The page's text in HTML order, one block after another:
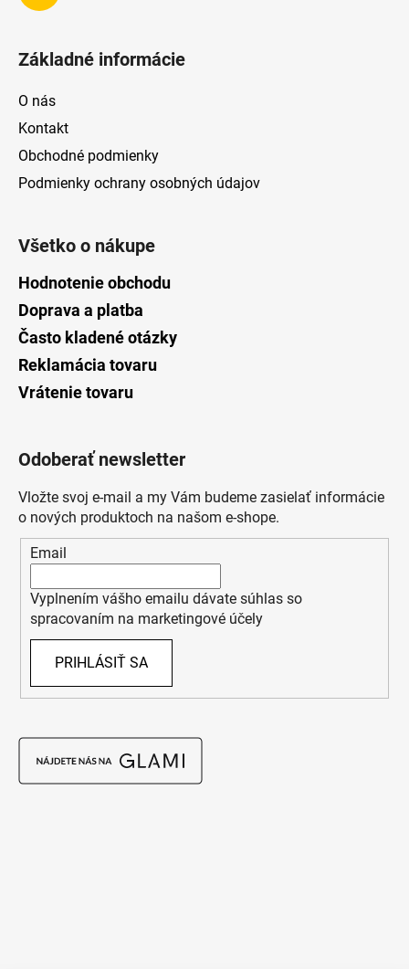
Základné informácie
O nás
Kontakt
Obchodné podmienky
Podmienky ochrany osobných údajov
Všetko o nákupe
Hodnotenie obchodu
Doprava a platba
Často kladené otázky
Reklamácia tovaru
Vrátenie tovaru
Odoberať newsletter
Vložte svoj e-mail a my Vám budeme zasielať informácie
o nových produktoch na našom e-shope.
Email
Vyplnením vášho emailu dávate súhlas so
spracovaním na marketingové účely
PRIHLÁSIŤ SA